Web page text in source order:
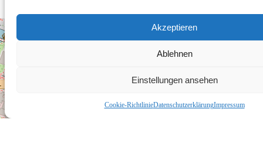
Akzeptieren
Ablehnen
Einstellungen ansehen
Cookie-RichtlinieDatenschutzerklärungImpressum